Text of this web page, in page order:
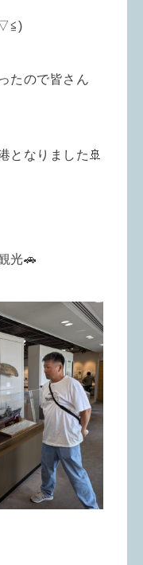
たので皆さん
となりました🚢
光🚗